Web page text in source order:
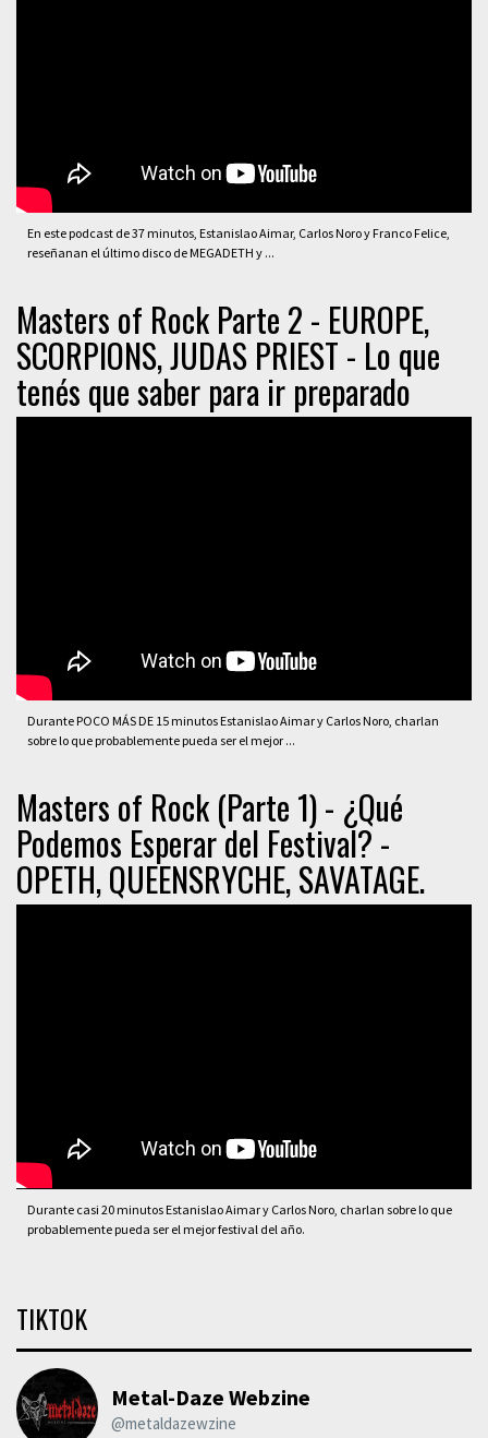
En este podcast de 37 minutos, Estanislao Aimar, Carlos Noro y Franco Felice,
reseñanan el último disco de MEGADETH y ...
Masters of Rock Parte 2 - EUROPE,
SCORPIONS, JUDAS PRIEST - Lo que
tenés que saber para ir preparado
Durante POCO MÁS DE 15 minutos Estanislao Aimar y Carlos Noro, charlan
sobre lo que probablemente pueda ser el mejor ...
Masters of Rock (Parte 1) - ¿Qué
Podemos Esperar del Festival? -
OPETH, QUEENSRYCHE, SAVATAGE.
Durante casi 20 minutos Estanislao Aimar y Carlos Noro, charlan sobre lo que
probablemente pueda ser el mejor festival del año.
TIKTOK
Metal-Daze Webzine
@metaldazewzine